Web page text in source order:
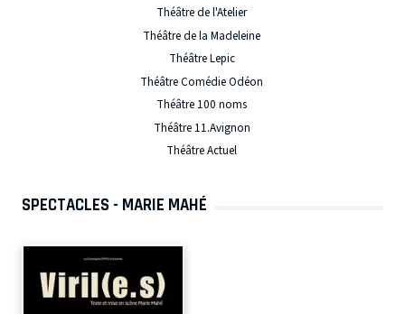
Théâtre de l'Atelier
Théâtre de la Madeleine
Théâtre Lepic
Théâtre Comédie Odéon
Théâtre 100 noms
Théâtre 11.Avignon
Théâtre Actuel
SPECTACLES - MARIE MAHÉ